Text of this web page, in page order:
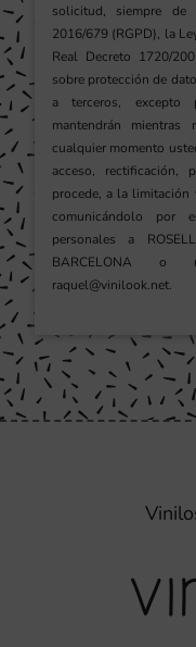
solicitud, siempre de
2016/679 (RGPD), la
Real Decreto 1720/
sobre protección de
a terceros,
mantendrán mientras
cualquier momento
acceso,
procede, a la limitación
comunicándolo por
personales a
BARCELONA
raquel@vinilook.net.